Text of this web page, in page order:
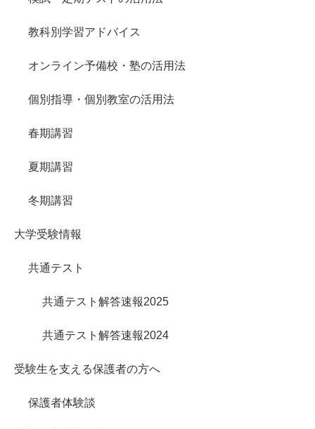
教科別学習アドバイス
オンライン予備校・塾の活用法
個別指導・個別教室の活用法
春期講習
夏期講習
冬期講習
大学受験情報
共通テスト
共通テスト解答速報2025
共通テスト解答速報2024
受験生を支える保護者の方へ
保護者体験談